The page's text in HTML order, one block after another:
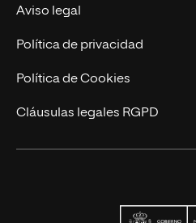
Trabaja en UNIR
Actualidad
Contáctanos
Aviso legal
Política de privacidad
Política de Cookies
Cláusulas legales RGPD